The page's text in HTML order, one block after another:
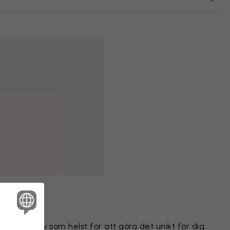
vilket motiv som helst för att göra det unikt för dig.